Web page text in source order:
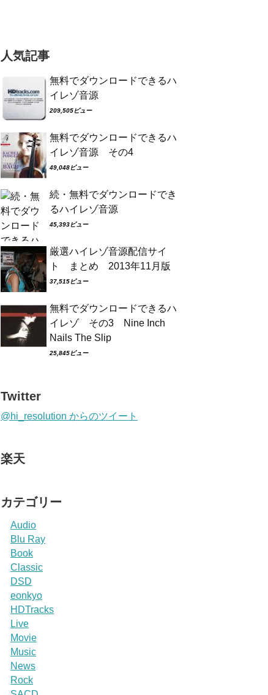
人気記事
無料でダウンロードできるハ
イレゾ音源
209,505ビュー
無料でダウンロードできるハ
イレゾ音源 その4
49,048ビュー
続・無料でダウンロードでき
るハイレゾ音源
45,393ビュー
厳選ハイレゾ音源配信サイ
ト まとめ 2013年11月版
37,515ビュー
無料でダウンロードできるハ
イレゾ その3 Nine Inch
Nails The Slip
25,845ビュー
Twitter
@hi_resolution からのツイート
楽天
カテゴリー
Audio
Blu Ray
Book
Classic
DSD
eonkyo
HDTracks
Live
Movie
Music
News
Rock